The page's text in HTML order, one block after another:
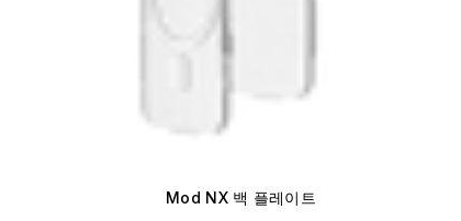
Mod NX 백 플레이트